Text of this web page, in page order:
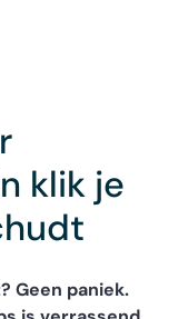
klik je
Geen paniek.